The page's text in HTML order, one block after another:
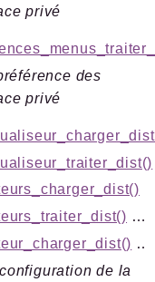
privé
des
privé
: mixed
: array<string|int, mixed>
de la